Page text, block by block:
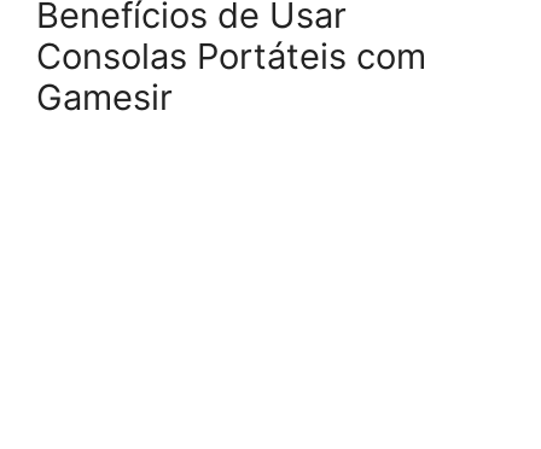
Benefícios de Usar
Consolas Portáteis com
Gamesir